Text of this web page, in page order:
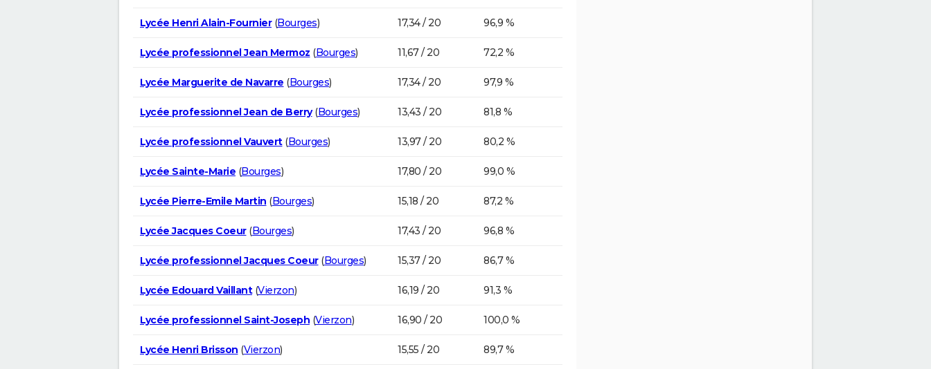
Lycée Henri Alain-Fournier(Bourges) 17,34 / 20 96,9 %
Lycée professionnel Jean Mermoz (Bourges) 11,67 / 20 72,2 %
Lycée Marguerite de Navarre (Bourges) 17,34 / 20 97,9 %
Lycée professionnel Jean de Berry(Bourges) 13,43 / 20 81,8 %
Lycée professionnel Vauvert(Bourges) 13,97 / 20 80,2 %
Lycée Sainte-Marie (Bourges) 17,80 / 20 99,0 %
Lycée Pierre-Emile Martin (Bourges) 15,18 / 20 87,2 %
Lycée Jacques Coeur(Bourges) 17,43 / 20 96,8 %
Lycée professionnel Jacques Coeur(Bourges) 15,37 / 20 86,7 %
Lycée Edouard Vaillant(Vierzon) 16,19 / 20 91,3 %
Lycée professionnel Saint-Joseph (Vierzon) 16,90 / 20 100,0 %
Lycée Henri Brisson (Vierzon) 15,55 / 20 89,7 %